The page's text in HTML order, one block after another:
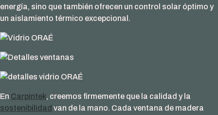
energía, sino que también ofrecen un control solar óptimo y
un aislamiento térmico excepcional.
En Carpintek, creemos firmemente que la calidad y la
sostenibilidad van de la mano. Cada ventana de madera